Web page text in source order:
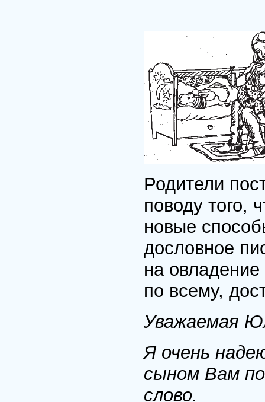
Родители
поводу того,
новые
дословное
на овладение
по всему,
Уважаемая
Я очень
сыном Вам
слово.